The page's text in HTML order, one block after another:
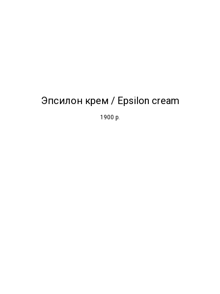
Эпсилон крем / Epsilon cream
1900 р.